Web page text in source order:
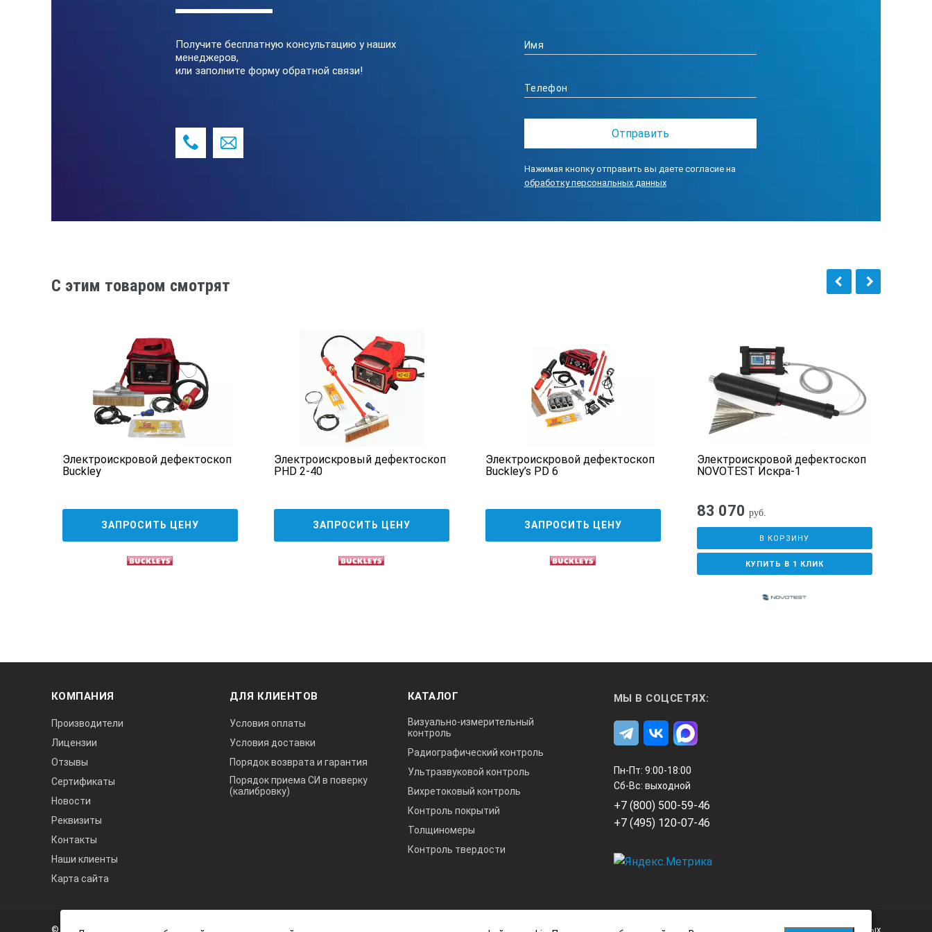
предустановленна вручную или регулироваться автоматически для частично проводящих покрытий;
Взаимозаменяемые рукоятки с высоковольтными преобразователями: 500 – 5000 В, 500 – 15000 В, 500 – 30000 В;
Встроенный калиброванный вольтметр и система с закрытым контуром гарантирует, что генерируемое испытательное напряжение
Яркие LED индикаторы на рукоятке, также как и звуковая сигнализация, четко обозначают, что прибор включен (Красный) и при
обнаружении искрового разряда (Синий);
Дополнительная рукоятка для второй руки разработана для использования прибора двумя руками. Идеально при инспекции труб и
ТЕХНИЧЕСКИЕ СРЕДСТВА БЕЗОПАСНОСТИ ЭЛЕКТРОИСКРОВОГО ДЕФЕКТОСКОПА ELCOMETER 266
Расширенное оребрение, разработанное для соответствия стандарту EN61010, обеспечивает дополнительную защиту оператора.
Теперь высоковольтная дефектоскопия стала еще безопаснее;
Динамик на приборе издает тикающий звук, указывающий на наличие напряжения в рукоятке;
При обнаружении искрового разряда активируется громкая звуковая сигнализация. Громкость сигнала может регулироваться для
соответствия окружающим условиям.
Технические характеристики электроискрового детектора пористости Elcometer 266:
266----3
Напряжение 1 1
Совместимость с 0,5 - 5 кВ рукояткой 1 1
Измерение текущего напряжения ± 5% от высшей точки шкалы
100 В, 1 μА
0 - 100 мкА максимум
Температура эксплуатации От 0 до 50°С
Батареи, зарядка каждой на 4 часа
DC15: 20 часов DC30: 10 часов
Получите бесплатную консультацию у наших
менеджеров,
или заполните форму обратной связи!
Нажимая кнопку отправить вы даете согласие на
обработку персональных данных
C этим товаром смотрят
Электроискровой дефектоскоп
Buckley
ЗАПРОСИТЬ ЦЕНУ
Электроискровый дефектоскоп
PHD 2-40
ЗАПРОСИТЬ ЦЕНУ
Электроискровой дефектоскоп
Buckley’s PD 6
ЗАПРОСИТЬ ЦЕНУ
Электроискровой дефектоскоп
NOVOTEST Искра-1
83 070 руб.
В КОРЗИНУ
КУПИТЬ В 1 КЛИК
КОМПАНИЯ
Производители
Лицензии
Отзывы
Сертификаты
Новости
Реквизиты
Контакты
Наши клиенты
Карта сайта
ДЛЯ КЛИЕНТОВ
Условия оплаты
Условия доставки
Порядок возврата и гарантия
Порядок приема СИ в поверку
(калибровку)
КАТАЛОГ
Визуально-измерительный
контроль
Радиографический контроль
Ультразвуковой контроль
Вихретоковый контроль
Контроль покрытий
Толщиномеры
Контроль твердости
МЫ В СОЦСЕТЯХ:
Пн-Пт: 9:00-18:00
Сб-Вс: выходной
+7 (800) 500-59-46
+7 (495) 120-07-46
© 2026 А3 Инжиниринг Обращаем Ваше внимание на то, что данный интернет-сайт носит исключительно Политика обработки персональных данных